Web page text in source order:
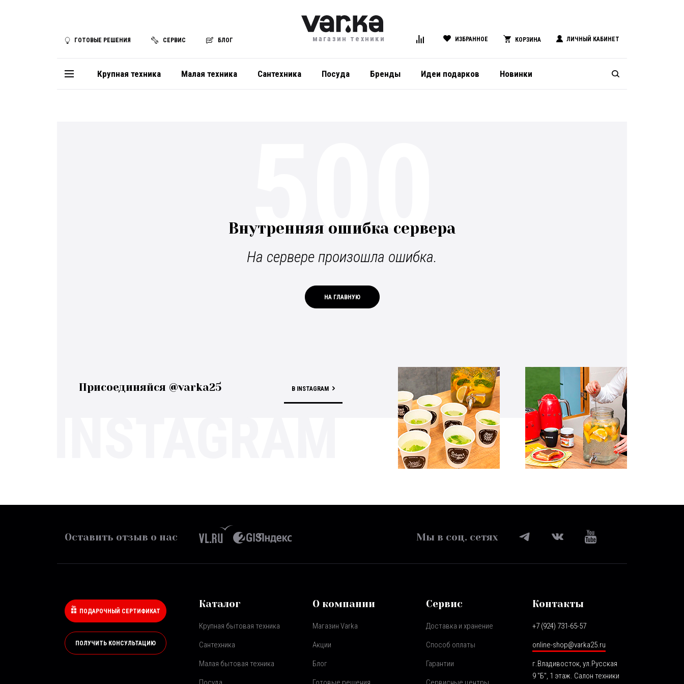
ГОТОВЫЕ РЕШЕНИЯ СЕРВИС БЛОГ магазин техники ИЗБРАННОЕ КОРЗИНА ЛИЧНЫЙ КАБИНЕТ
Крупная техника Малая техника Сантехника Посуда Бренды Идеи подарков Новинки
Внутренняя ошибка сервера
На сервере произошла ошибка.
НА ГЛАВНУЮ
500
Присоединяйся @varka25 В INSTAGRAM
Оставить отзыв о нас Мы в соц. сетях
ПОДАРОЧНЫЙ СЕРТИФИКАТ
ПОЛУЧИТЬ КОНСУЛЬТАЦИЮ
Каталог
Крупная бытовая техника
Сантехника
Малая бытовая техника
О компании
Магазин Varka
Акции
Блог
Сервис
Доставка и хранение
Способ оплаты
Гарантии
Контакты
+7 (924) 731-65-57
online-shop@varka25.ru
г.Владивосток, ул.Русская
9 "Б", 1 этаж. Салон техники